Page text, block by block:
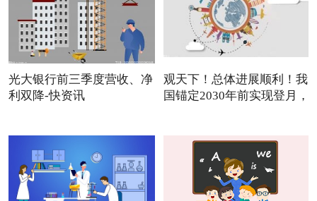
光大银行前三季度营收、净
利双降-快资讯
观天下！总体进展顺利！我
国锚定2030年前实现登月，